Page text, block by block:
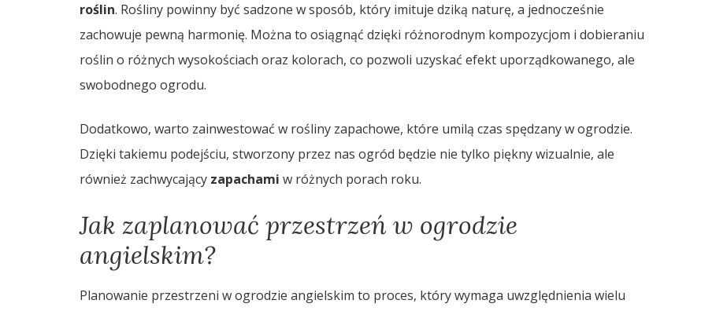
roślin. Rośliny powinny być sadzone w sposób, który imituje dziką naturę, a jednocześnie
zachowuje pewną harmonię. Można to osiągnąć dzięki różnorodnym kompozycjom i dobieraniu
roślin o różnych wysokościach oraz kolorach, co pozwoli uzyskać efekt uporządkowanego, ale
swobodnego ogrodu.
Dodatkowo, warto zainwestować w rośliny zapachowe, które umilą czas spędzany w ogrodzie.
Dzięki takiemu podejściu, stworzony przez nas ogród będzie nie tylko piękny wizualnie, ale
również zachwycający zapachami w różnych porach roku.
Jak zaplanować przestrzeń w ogrodzie
angielskim?
Planowanie przestrzeni w ogrodzie angielskim to proces, który wymaga uwzględnienia wielu